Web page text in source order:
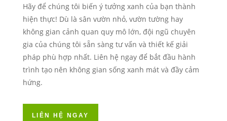
Hãy để chúng tôi biến ý tưởng xanh của bạn thành
hiện thực! Dù là sân vườn nhỏ, vườn tường hay
không gian cảnh quan quy mô lớn, đội ngũ chuyên
gia của chúng tôi sẵn sàng tư vấn và thiết kế giải
pháp phù hợp nhất. Liên hệ ngay để bắt đầu hành
trình tạo nên không gian sống xanh mát và đầy cảm
hứng.
LIÊN HỆ NGAY